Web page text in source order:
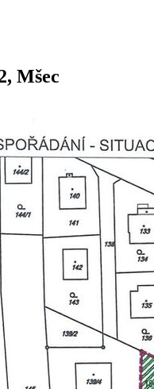
Mšec